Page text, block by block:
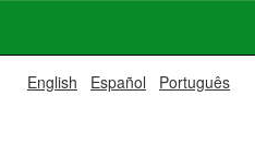
English Español Português